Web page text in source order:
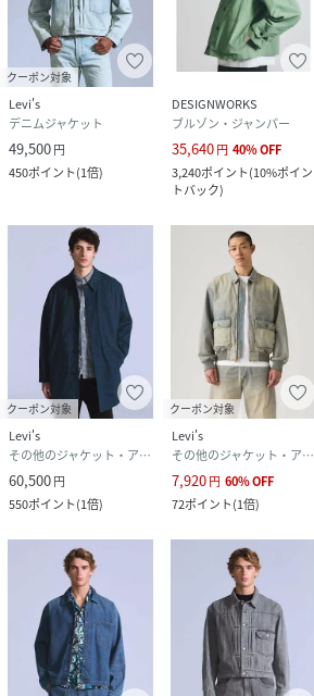
クーポン対象
Levi's
デニムジャケット
49,500円
450ポイント(1倍)
DESIGNWORKS
ブルゾン・ジャンパー
35,640円 40%OFF
3,240ポイント(10%ポイン
トバック)
クーポン対象
Levi's
その他のジャケット・アウター
60,500円
550ポイント(1倍)
クーポン対象
Levi's
その他のジャケット・アウター
7,920円 60%OFF
72ポイント(1倍)